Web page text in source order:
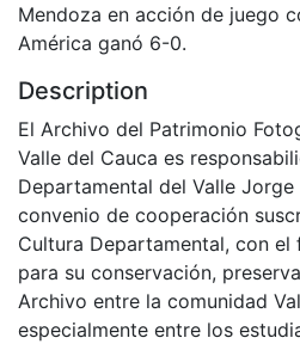
Mendoza en acción de juego
América ganó 6-0.
Description
El Archivo del Patrimonio
Valle del Cauca es
Departamental del Valle
convenio de cooperación
Cultura Departamental, con el
para su conservación,
Archivo entre la comunidad
especialmente entre los